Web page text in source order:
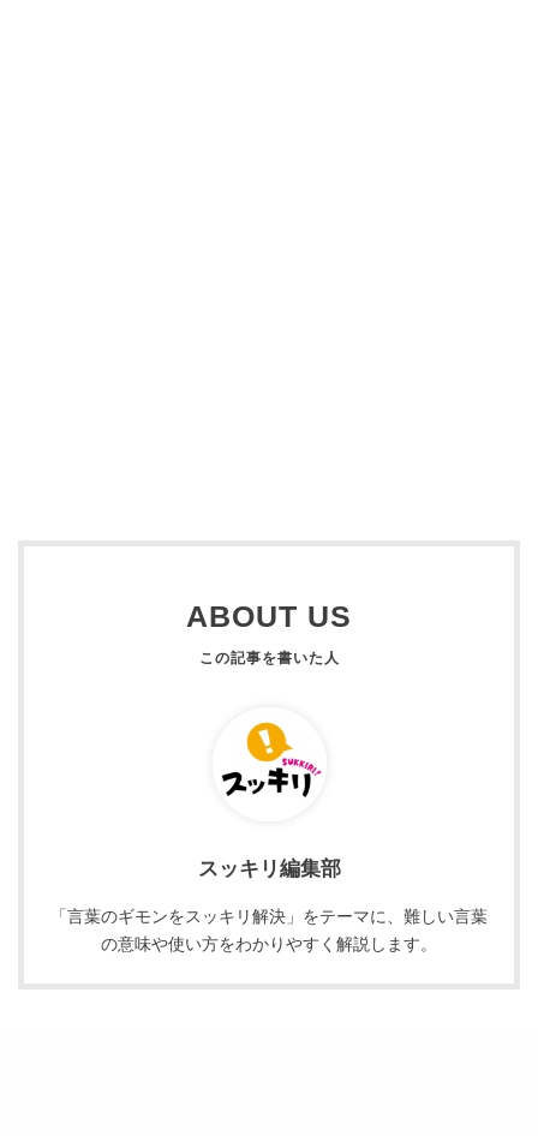
ABOUT US
スッキリ編集部
「言葉のギモンをスッキリ解決」をテーマに、難しい言葉
の意味や使い方をわかりやすく解説します。